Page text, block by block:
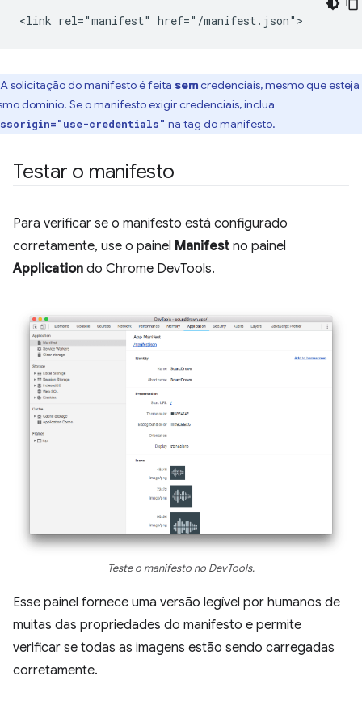
A solicitação do manifesto é feita semcredenciais, mesmo que esteja
domínio. Se o manifesto exigir credenciais, inclua
credentials" na tag do manifesto.
Testar o manifesto
Para verificar se o manifesto está configurado
corretamente, use o painel Manifest no painel
Application do Chrome DevTools.
Teste o manifesto no DevTools.
Esse painel fornece uma versão legível por humanos de
muitas das propriedades do manifesto e permite
verificar se todas as imagens estão sendo carregadas
corretamente.